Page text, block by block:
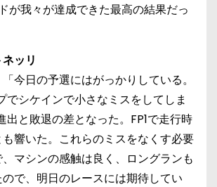
が我々が達成できた最高の結果だっ
ッリ
今日の予選にはがっかりしている。
でシケインで小さなミスをしてしま
出と敗退の差となった。FP1で走行時
響いた。これらのミスをなくす必要
マシンの感触は良く、ロングランも
で、明日のレースには期待してい